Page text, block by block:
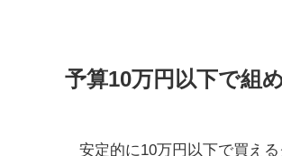
予算10万円以下で組
安定的に10万円以下で買え